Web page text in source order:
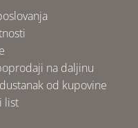
na daljinu
od kupovine
list